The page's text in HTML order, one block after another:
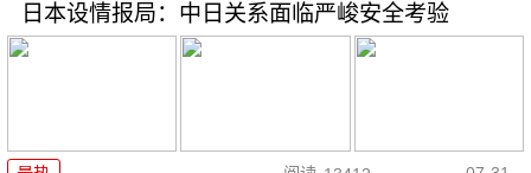
日本设情报局：中日关系面临严峻安全考验